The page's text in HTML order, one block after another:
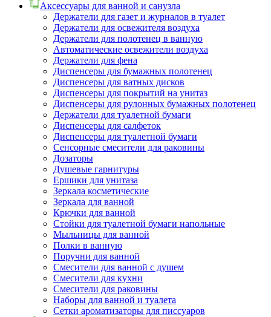
Аксессуары для ванной и санузла
Держатели для газет и журналов в туалет
Держатели для освежителя воздуха
Держатели для полотенец в ванную
Автоматические освежители воздуха
Держатели для фена
Диспенсеры для бумажных полотенец
Диспенсеры для ватных дисков
Диспенсеры для покрытий на унитаз
Диспенсеры для рулонных бумажных полотенец
Держатели для туалетной бумаги
Диспенсеры для салфеток
Диспенсеры для туалетной бумаги
Сенсорные смесители для раковины
Дозаторы
Душевые гарнитуры
Ершики для унитаза
Зеркала косметические
Зеркала для ванной
Крючки для ванной
Стойки для туалетной бумаги напольные
Мыльницы для ванной
Полки в ванную
Поручни для ванной
Смесители для ванной с душем
Смесители для кухни
Смесители для раковины
Наборы для ванной и туалета
Сетки ароматизаторы для писсуаров